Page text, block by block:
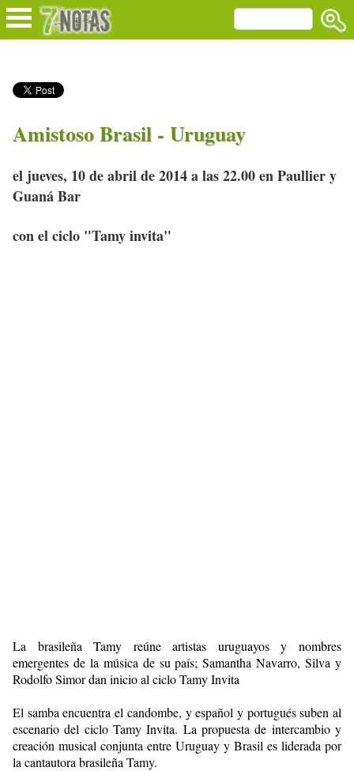
Amistoso Brasil - Uruguay
el jueves, 10 de abril de 2014 a las 22.00 en Paullier y
Guaná Bar
con el ciclo "Tamy invita"
La brasileña Tamy reúne artistas uruguayos y nombres
emergentes de la música de su país; Samantha Navarro, Silva y
Rodolfo Simor dan inicio al ciclo Tamy Invita
El samba encuentra el candombe, y español y portugués suben al
escenario del ciclo Tamy Invita. La propuesta de intercambio y
creación musical conjunta entre Uruguay y Brasil es liderada por
la cantautora brasileña Tamy.